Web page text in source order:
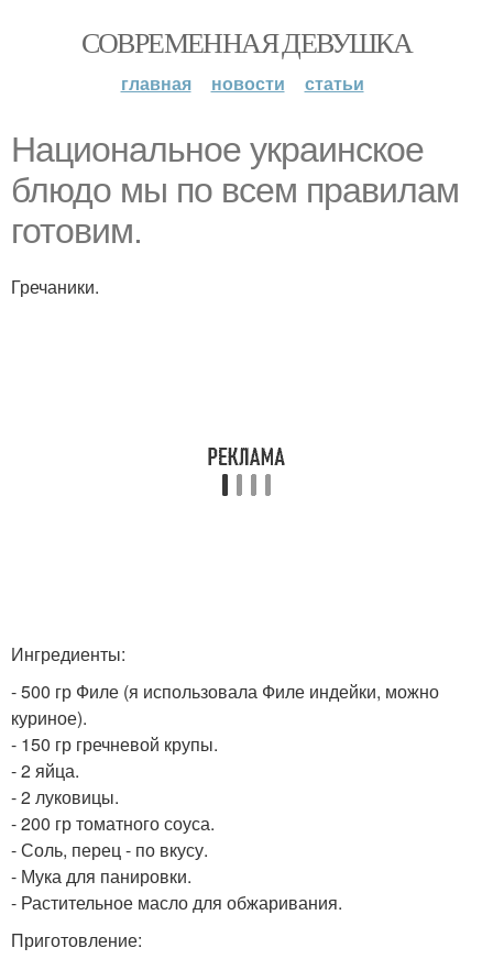
СОВРЕМЕННАЯ ДЕВУШКА
главная новости статьи
Национальное украинское
блюдо мы по всем правилам
готовим.
Гречаники.
Ингредиенты:
- 500 гр Филе (я использовала Филе индейки, можно
куриное).
- 150 гр гречневой крупы.
- 2 яйца.
- 2 луковицы.
- 200 гр томатного соуса.
- Соль, перец - по вкусу.
- Мука для панировки.
- Растительное масло для обжаривания.
Приготовление: